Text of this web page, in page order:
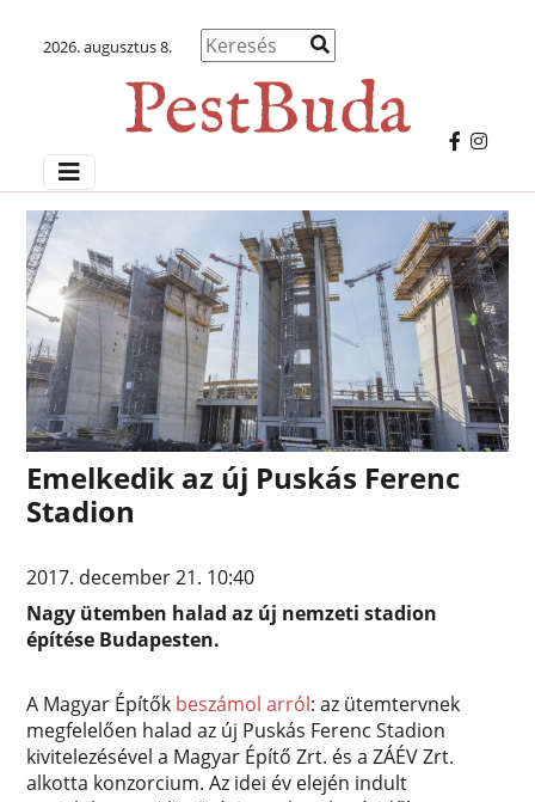
2026. augusztus 8.
Emelkedik az új Puskás Ferenc
Stadion
2017. december 21. 10:40
Nagy ütemben halad az új nemzeti stadion
építése Budapesten.
A Magyar Építők beszámol arról: az ütemtervnek
megfelelően halad az új Puskás Ferenc Stadion
kivitelezésével a Magyar Építő Zrt. és a ZÁÉV Zrt.
alkotta konzorcium. Az idei év elején indult